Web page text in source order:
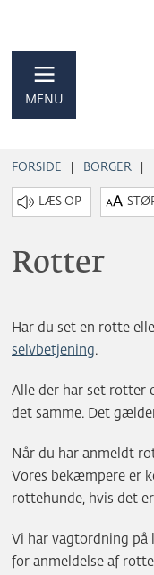
MENU
FORSIDE BORGER
Rotter
Har du set en rotte
selvbetjening.
Alle der har set rotter
det samme. Det
Når du har anmeldt
Vores bekæmpere er
rottehunde, hvis det
Vi har vagtordning på
for anmeldelse af